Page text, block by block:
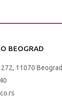
BEOGRAD
11070 Beograd